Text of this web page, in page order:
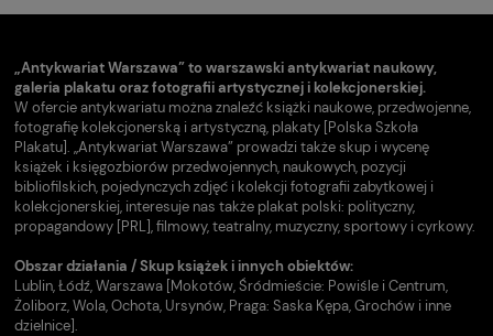
„Antykwariat Warszawa” to warszawski antykwariat naukowy,
galeria plakatu oraz fotografii artystycznej i kolekcjonerskiej.
W ofercie antykwariatu można znaleźć książki naukowe, przedwojenne,
fotografię kolekcjonerską i artystyczną, plakaty [Polska Szkoła
Plakatu]. „Antykwariat Warszawa” prowadzi także skup i wycenę
książek i księgozbiorów przedwojennych, naukowych, pozycji
bibliofilskich, pojedynczych zdjęć i kolekcji fotografii zabytkowej i
kolekcjonerskiej, interesuje nas także plakat polski: polityczny,
propagandowy [PRL], filmowy, teatralny, muzyczny, sportowy i cyrkowy.
Obszar działania / Skup książek i innych obiektów:
Lublin, Łódź, Warszawa [Mokotów, Śródmieście: Powiśle i Centrum,
Żoliborz, Wola, Ochota, Ursynów, Praga: Saska Kępa, Grochów i inne
dzielnice].